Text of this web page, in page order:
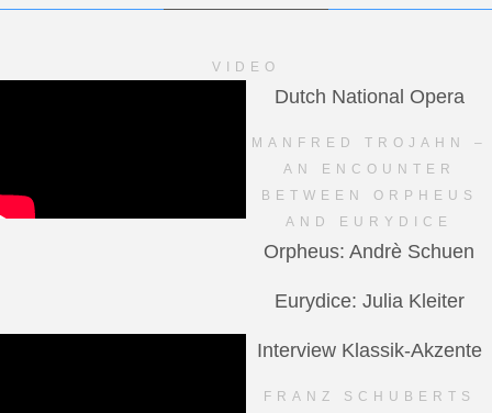
VIDEO
Dutch National Opera
MANFRED TROJAHN –
AN ENCOUNTER
BETWEEN ORPHEUS
AND EURYDICE
Orpheus: Andrè Schuen
Eurydice: Julia Kleiter
Interview Klassik-Akzente
FRANZ SCHUBERTS